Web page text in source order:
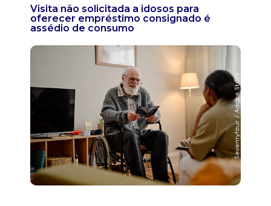
Visita não solicitada a idosos para
oferecer empréstimo consignado é
assédio de consumo